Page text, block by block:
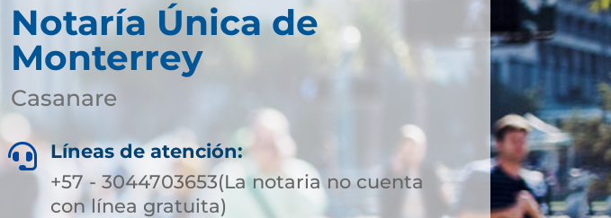
Notaría Única de
Monterrey
Casanare
 Líneas de atención:
+57 - 3044703653(La notaria no cuenta
con línea gratuita)